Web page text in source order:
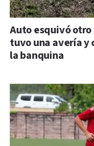
Auto esquivó
tuvo una avería y
la banquina